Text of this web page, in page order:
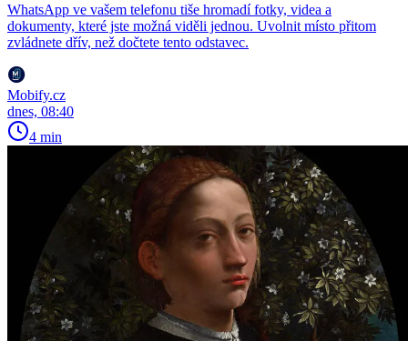
WhatsApp ve vašem telefonu tiše hromadí fotky, videa a
dokumenty, které jste možná viděli jednou. Uvolnit místo přitom
zvládnete dřív, než dočtete tento odstavec.
Mobify.cz
dnes, 08:40
4 min